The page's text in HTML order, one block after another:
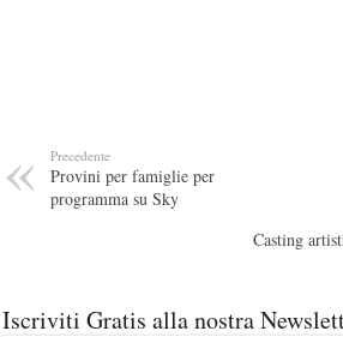
Precedente
Provini per famiglie per
programma su Sky
Casting
Iscriviti Gratis alla nostra